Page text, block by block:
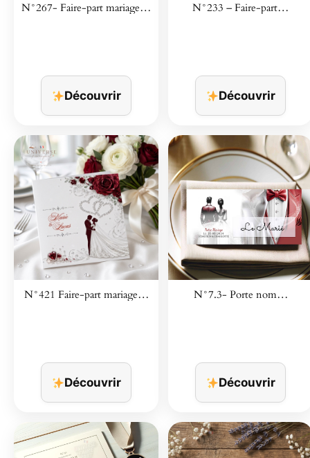
N°267- Faire-part mariage…
Découvrir
N°233 – Faire-part…
Découvrir
N°421 Faire-part mariage…
Découvrir
N°7.3- Porte nom…
Découvrir